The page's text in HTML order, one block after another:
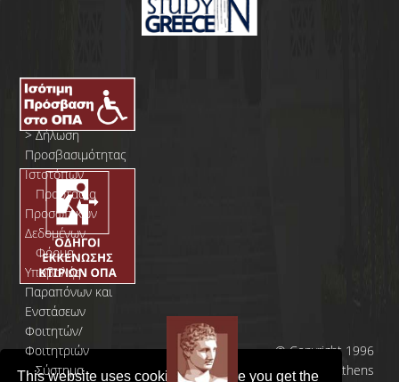
This website uses cookies to ensure you get the
>Δήλωση
Προσβασιμότητας
Ιστοτόπων
Προστασία
Προσωπικών
Δεδομένων
Φόρμα
Yποβολής
Παραπόνων και
Ενστάσεων
Φοιτητών/
Φοιτητριών
>Σύστημα
© Copyright 1996
- 2026 | Athens